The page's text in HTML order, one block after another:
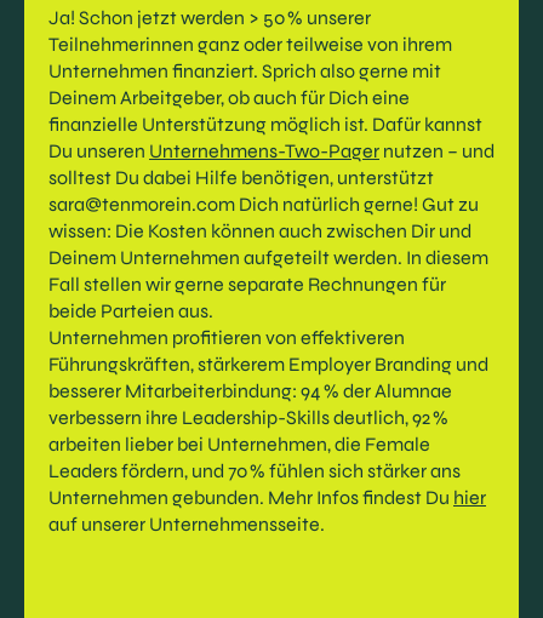
Ja! Schon jetzt werden > 50 % unserer
Teilnehmerinnen ganz oder teilweise von ihrem
Unternehmen finanziert. Sprich also gerne mit
Deinem Arbeitgeber, ob auch für Dich eine
finanzielle Unterstützung möglich ist. Dafür kannst
Du unseren Unternehmens-Two-Pager nutzen – und
solltest Du dabei Hilfe benötigen, unterstützt
sara@tenmorein.com Dich natürlich gerne! Gut zu
wissen: Die Kosten können auch zwischen Dir und
Deinem Unternehmen aufgeteilt werden. In diesem
Fall stellen wir gerne separate Rechnungen für
beide Parteien aus.
Unternehmen profitieren von effektiveren
Führungskräften, stärkerem Employer Branding und
besserer Mitarbeiterbindung: 94 % der Alumnae
verbessern ihre Leadership-Skills deutlich, 92 %
arbeiten lieber bei Unternehmen, die Female
Leaders fördern, und 70 % fühlen sich stärker ans
Unternehmen gebunden. Mehr Infos findest Du hier
auf unserer Unternehmensseite.